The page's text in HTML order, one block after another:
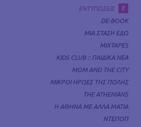
ΕΝΤΥΠΩΣΕΙΣ
#
DE-BOOK
ΜΙΑ ΣΤΑΣΗ ΕΔΩ
MIXTAPES
KIDS CLUB :: ΠΑΙΔΙΚΑ ΝΕΑ
MOM AND THE CITY
ΜΙΚΡΟΙ ΗΡΩΕΣ ΤΗΣ ΠΟΛΗΣ
THE ATHENIANS
Η ΑΘΗΝΑ ΜΕ ΑΛΛΑ ΜΑΤΙΑ
ΝΤΕΠΟΠ